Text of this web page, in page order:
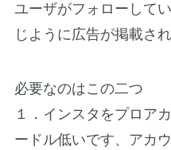
ユーザがフォローして
じように広告が掲載され
必要なのはこの二つ
１．インスタをプロア
ードル低いです、アカ